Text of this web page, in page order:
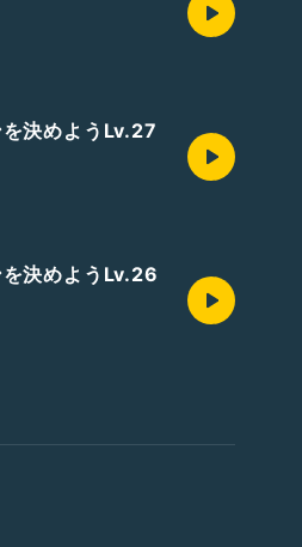
決めようLv.27
決めようLv.26